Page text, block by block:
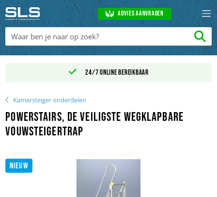
Advies aanvragen
24/7 online bereikbaar
Kamersteiger onderdelen
Powerstairs, de veiligste wegklapbare
vouwsteigertrap
NIEUW